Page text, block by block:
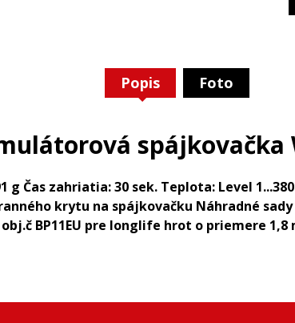
Popis Foto
g Čas zahriatia: 30 sek. Teplota: Level
krytu na spájkovačku Náhradné
BP11EU pre longlife hrot o priemere 1,8